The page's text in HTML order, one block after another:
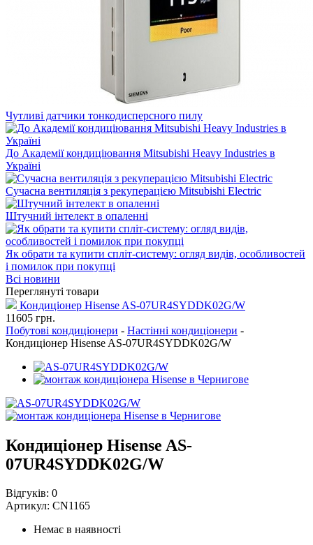
Чутливі датчики тонкодисперсного пилу
До Академії кондиціювання Mitsubishi Heavy Industries в
Україні
Сучасна вентиляція з рекуперацією Mitsubishi Electric
Штучний інтелект в опаленні
Як обрати та купити спліт-систему: огляд видів, особливостей
і помилок при покупці
Всі новини
Переглянуті товари
Кондиціонер Hisense AS-07UR4SYDDK02G/W
11605 грн.
Побутові кондиціонери - Настінні кондиціонери -
Кондиціонер Hisense AS-07UR4SYDDK02G/W
Кондиціонер Hisense AS-
07UR4SYDDK02G/W
Відгуків: 0
Артикул: CN1165
Немає в наявності